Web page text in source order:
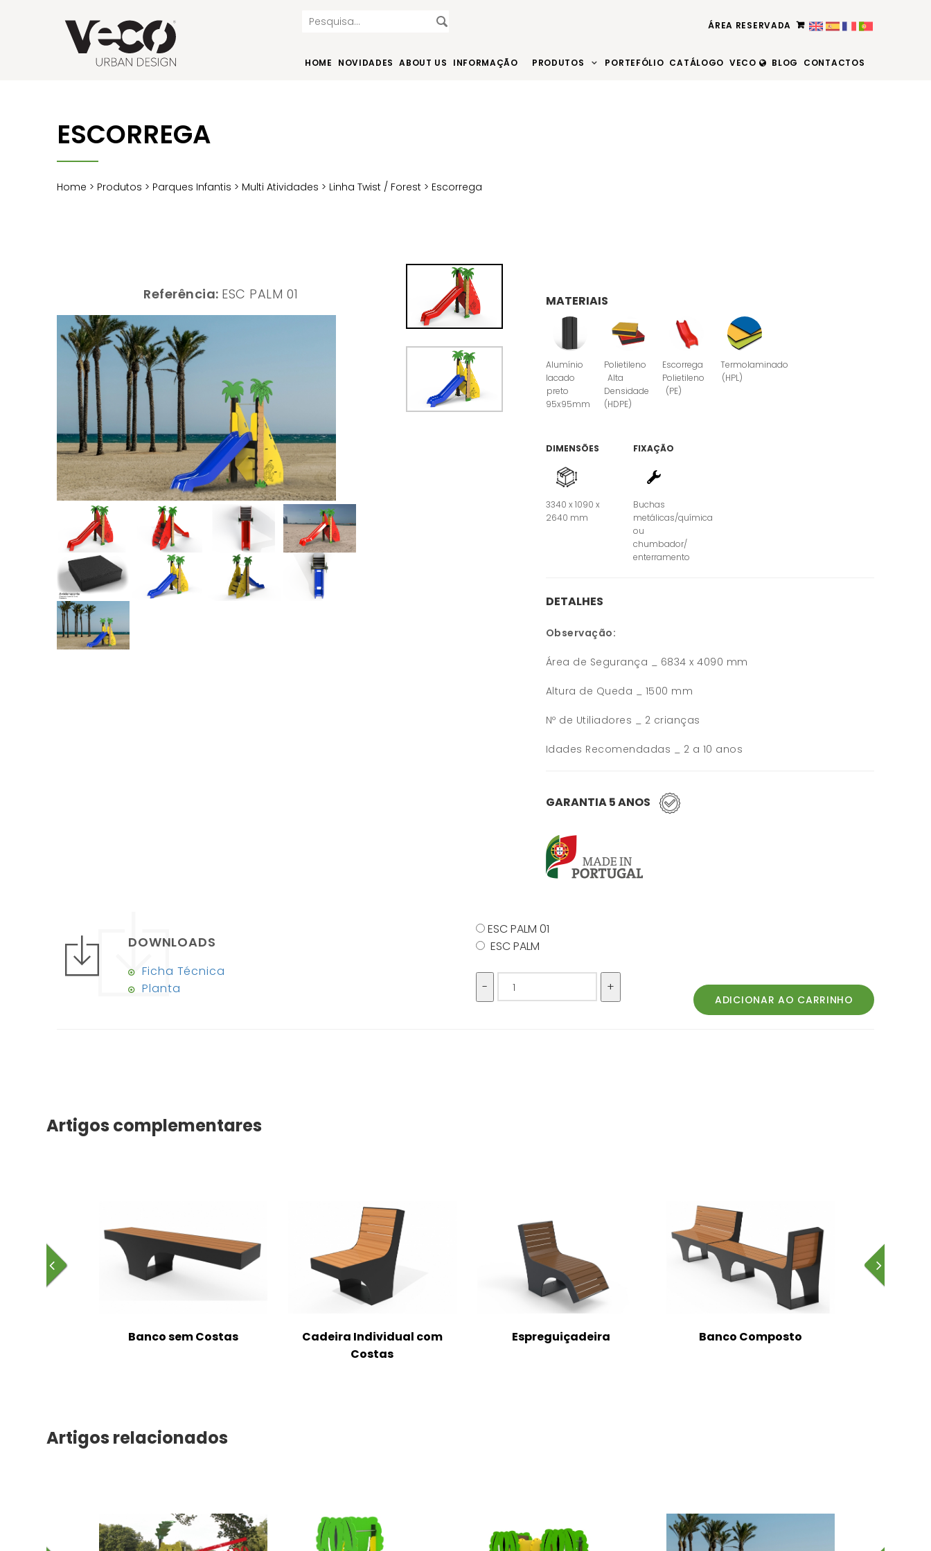
ÁREA RESERVADA
HOME NOVIDADES ABOUT US INFORMAÇÃO PRODUTOS PORTEFÓLIO CATÁLOGO VECO BLOG CONTACTOS
ESCORREGA
Home > Produtos > Parques Infantis > Multi Atividades > Linha Twist / Forest > Escorrega
Referência: ESC PALM 01 MATERIAIS
Alumínio
lacado
preto
95x95mm
Polietileno
Alta
Densidade
(HDPE)
Escorrega
Polietileno
(PE)
Termolaminado
(HPL)
DIMENSÕES
3340 x 1090 x
2640 mm
FIXAÇÃO
Buchas
metálicas/química
ou
chumbador/
enterramento
DETALHES
Observação:
Área de Segurança _ 6834 x 4090 mm
Altura de Queda _ 1500 mm
Nº de Utiliadores _ 2 crianças
Idades Recomendadas _ 2 a 10 anos
GARANTIA 5 ANOS
DOWNLOADS
Ficha Técnica
Planta
ESC PALM 01
ESC PALM
Artigos complementares
Banco sem Costas
Cadeira Individual com
Costas
Espreguiçadeira Banco Composto
Artigos relacionados